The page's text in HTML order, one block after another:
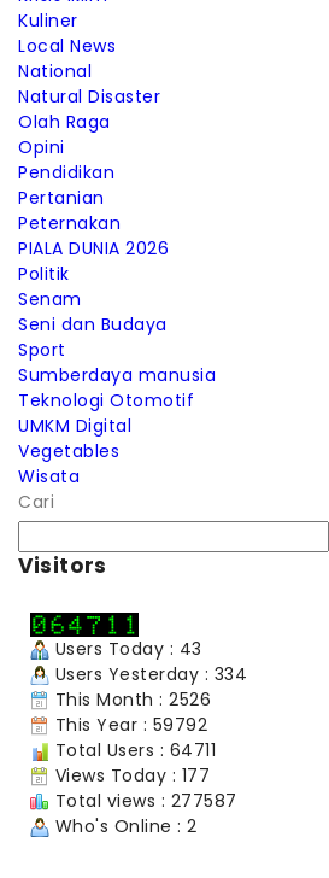
Kuliner
Local News
National
Natural Disaster
Olah Raga
Opini
Pendidikan
Pertanian
Peternakan
PIALA DUNIA 2026
Politik
Senam
Seni dan Budaya
Sport
Sumberdaya manusia
Teknologi Otomotif
UMKM Digital
Vegetables
Wisata
Cari
Visitors
Users Today : 43
Users Yesterday : 334
This Month : 2526
This Year : 59792
Total Users : 64711
Views Today : 177
Total views : 277587
Who's Online : 2